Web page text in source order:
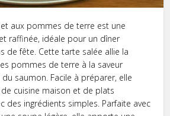
aux pommes de terre est une
raffinée, idéale pour un dîner
de fête. Cette tarte salée allie la
pommes de terre à la saveur
saumon. Facile à préparer, elle
cuisine maison et de plats
des ingrédients simples. Parfaite avec